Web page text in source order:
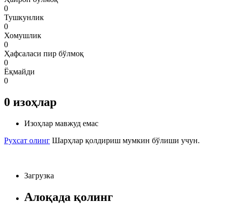
0
Тушкунлик
0
Хомушлик
0
Ҳафсаласи пир бўлмоқ
0
Ёқмайди
0
0 изоҳлар
Изоҳлар мавжуд емас
Рухсат олинг Шарҳлар қолдириш мумкин бўлиши учун.
Загрузка
Алоқада қолинг